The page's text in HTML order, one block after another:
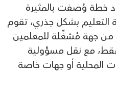
خطة وُصفت بالمثيرة
التعليم بشكل جذري، تقوم
من جهة مُشغِّلة للمعلمين
مع نقل مسؤولية
المحلية أو جهات خاصة